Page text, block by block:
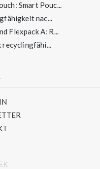
Smart Pouc...
nac...
Flexpack A: R...
recyclingfähi...